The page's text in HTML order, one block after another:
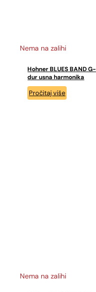
Nema na zalihi
Hohner BLUES BAND G-
dur usna harmonika
Pročitaj više
Nema na zalihi